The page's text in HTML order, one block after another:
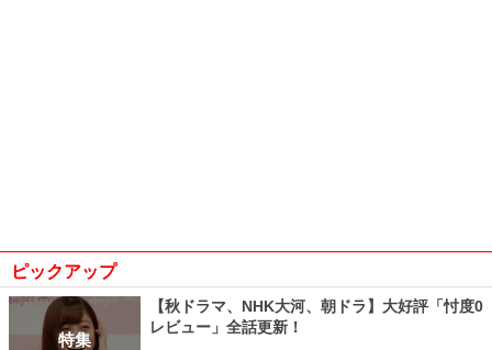
ピックアップ
特集
【秋ドラマ、NHK大河、朝ドラ】大好評「忖度0
レビュー」全話更新！